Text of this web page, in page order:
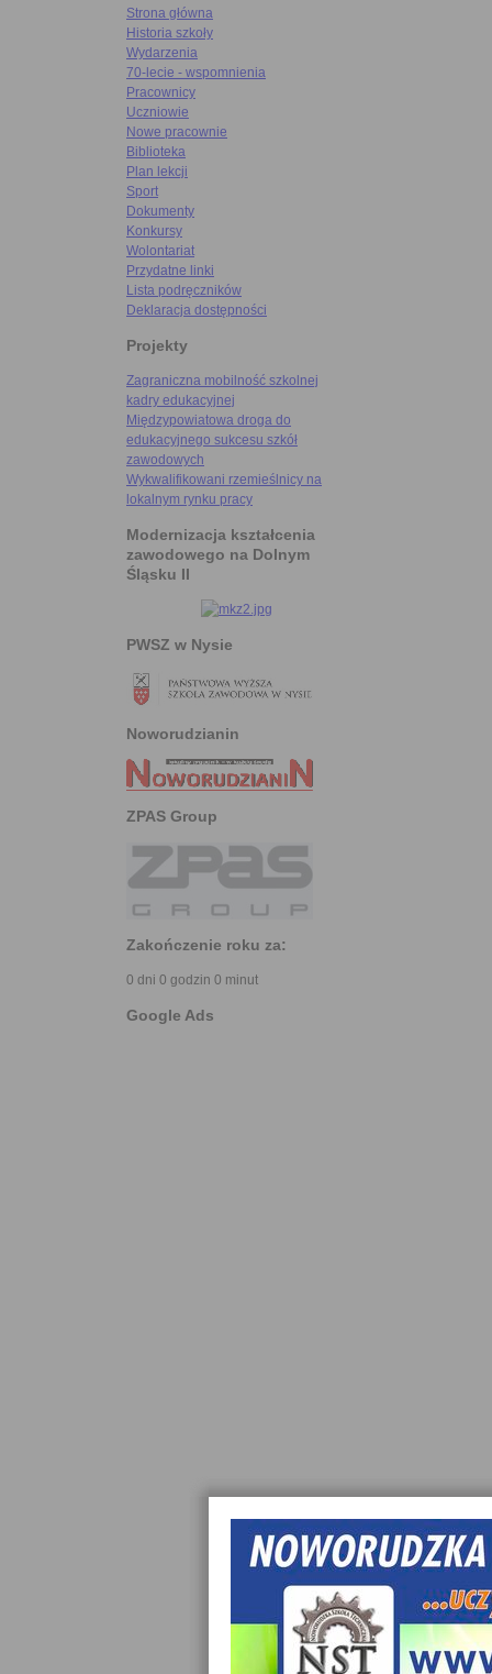
Strona główna
Historia szkoły
Wydarzenia
70-lecie - wspomnienia
Pracownicy
Uczniowie
Nowe pracownie
Biblioteka
Plan lekcji
Sport
Dokumenty
Konkursy
Wolontariat
Przydatne linki
Lista podręczników
Deklaracja dostępności
Projekty
Zagraniczna mobilność szkolnej
kadry edukacyjnej
Międzypowiatowa droga do
edukacyjnego sukcesu szkół
zawodowych
Wykwalifikowani rzemieślnicy na
lokalnym rynku pracy
Modernizacja kształcenia
zawodowego na Dolnym
Śląsku II
PWSZ w Nysie
Noworudzianin
ZPAS Group
Zakończenie roku za:
0 dni 0 godzin 0 minut
Google Ads